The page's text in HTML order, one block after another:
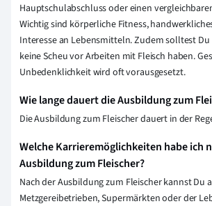
Hauptschulabschluss oder einen
Wichtig sind körperliche Fitness,
Interesse an Lebensmitteln. Zudem solltest
keine Scheu vor Arbeiten mit Fleisch haben.
Unbedenklichkeit wird oft vorausgesetzt.
Wie lange dauert die Ausbildung zum
Die Ausbildung zum Fleischer dauert in der
Welche Karrieremöglichkeiten habe ich
Ausbildung zum Fleischer?
Nach der Ausbildung zum Fleischer kannst Du
Metzgereibetrieben, Supermärkten oder der